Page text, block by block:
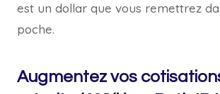
est un dollar que vous remettrez
poche.
Augmentez vos